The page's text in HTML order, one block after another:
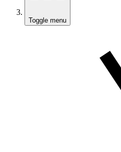
Toggle menu